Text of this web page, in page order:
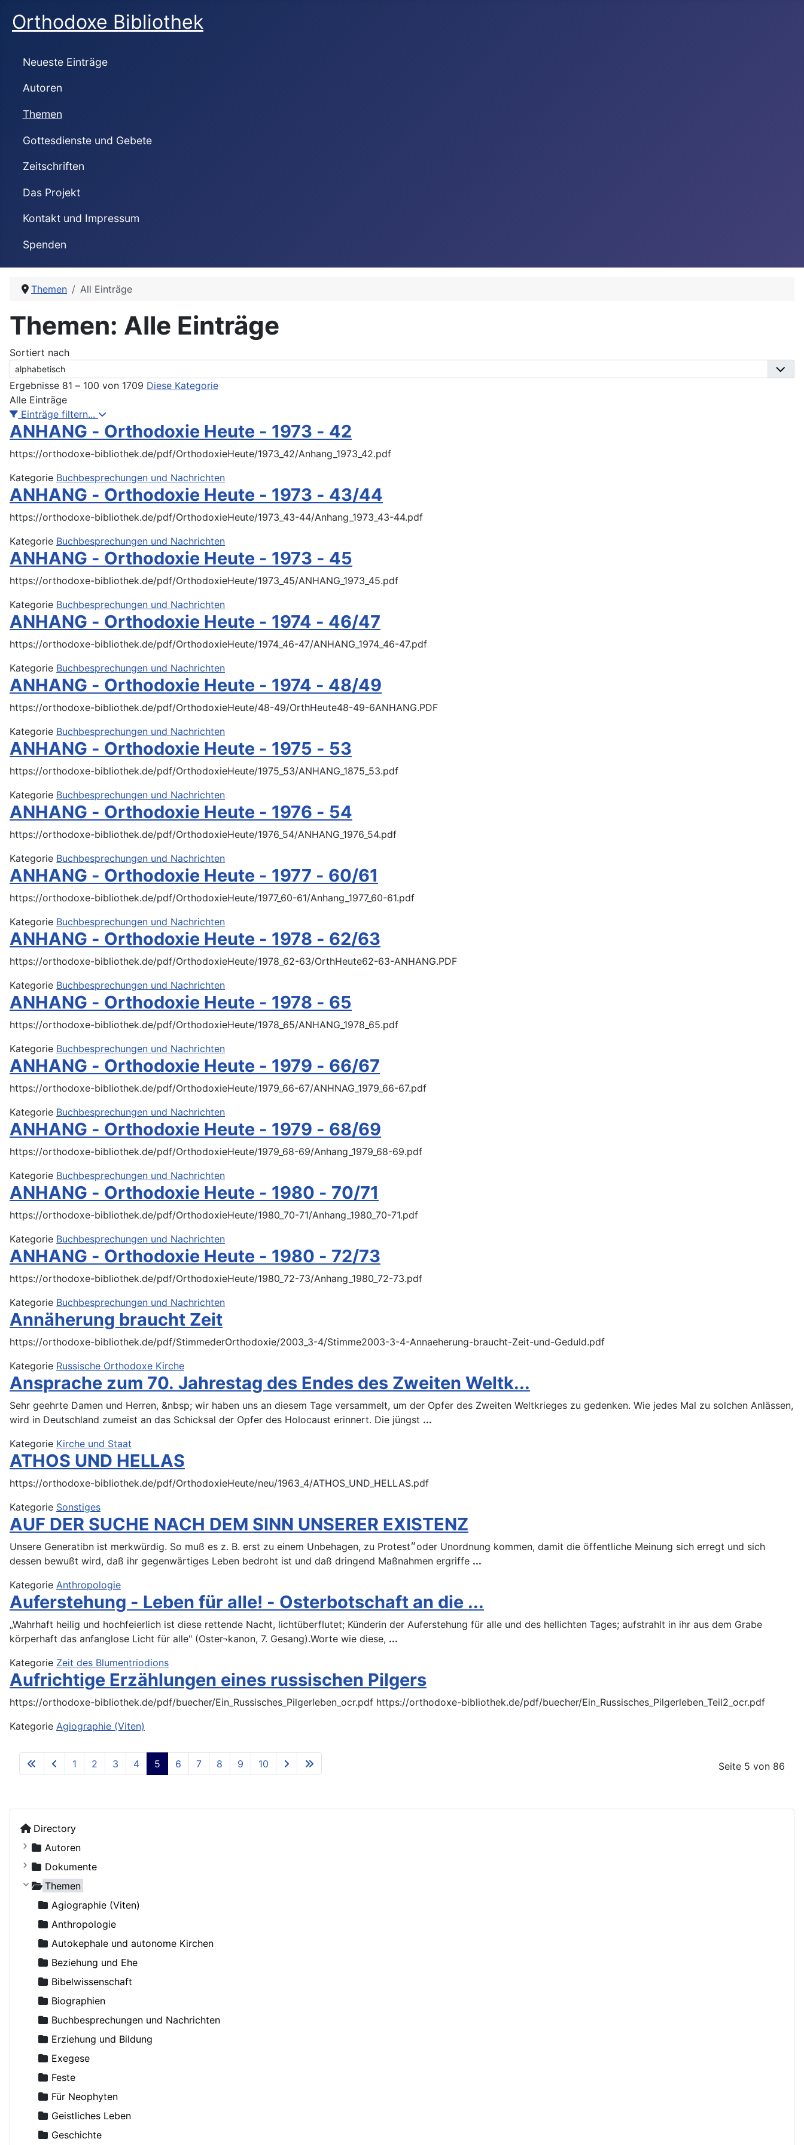
Orthodoxe Bibliothek
Neueste Einträge
Autoren
Themen
Gottesdienste und Gebete
Zeitschriften
Das Projekt
Kontakt und Impressum
Spenden
Directory
Autoren
Kostiuczuk, Jakub, Bischof von Białystok und Gdańsk
Ohne Autor
Adamenko, Natalya
Adrian (Pashin), Hegumen
Agapit (Belowidow), Schemaarchimandrit
Agapit, Bischof von Stuttgart
Aksjutschitz, Viktor
Alexander Schmorell, Märtyrer, Heiliger
Alexander, Erzbischof von Berlin und Deutschland
Alexij II (Ridiger), Patriarch von Moskau
Alexis (van der Mensbrugge), Erzbischof
Alexis (von Meudon), Bischof
Altmann, Rüdiger
Amfilohije (Radovic), Metropolit
Amvrosij (Pogodin), Archimandrit
Dokumente
Russische Orthodoxe Kirche
Russische Orthodoxe Kirche im Ausland
Themen
Agiographie (Viten)
Anthropologie
Autokephale und autonome Kirchen
Beziehung und Ehe
Bibelwissenschaft
Biographien
Buchbesprechungen und Nachrichten
Erziehung und Bildung
Exegese
Feste
Für Neophyten
Geistliches Leben
Geschichte
Themen All Einträge
Themen: Alle Einträge
Sortiert nach
Ergebnisse 81 – 100 von 1709 Diese Kategorie
Alle Einträge
Einträge filtern...
ANHANG - Orthodoxie Heute - 1973 - 42
https://orthodoxe-bibliothek.de/pdf/OrthodoxieHeute/1973_42/Anhang_1973_42.pdf
Kategorie Buchbesprechungen und Nachrichten
ANHANG - Orthodoxie Heute - 1973 - 43/44
https://orthodoxe-bibliothek.de/pdf/OrthodoxieHeute/1973_43-44/Anhang_1973_43-44.pdf
Kategorie Buchbesprechungen und Nachrichten
ANHANG - Orthodoxie Heute - 1973 - 45
https://orthodoxe-bibliothek.de/pdf/OrthodoxieHeute/1973_45/ANHANG_1973_45.pdf
Kategorie Buchbesprechungen und Nachrichten
ANHANG - Orthodoxie Heute - 1974 - 46/47
https://orthodoxe-bibliothek.de/pdf/OrthodoxieHeute/1974_46-47/ANHANG_1974_46-47.pdf
Kategorie Buchbesprechungen und Nachrichten
ANHANG - Orthodoxie Heute - 1974 - 48/49
https://orthodoxe-bibliothek.de/pdf/OrthodoxieHeute/48-49/OrthHeute48-49-6ANHANG.PDF
Kategorie Buchbesprechungen und Nachrichten
ANHANG - Orthodoxie Heute - 1975 - 53
https://orthodoxe-bibliothek.de/pdf/OrthodoxieHeute/1975_53/ANHANG_1875_53.pdf
Kategorie Buchbesprechungen und Nachrichten
ANHANG - Orthodoxie Heute - 1976 - 54
https://orthodoxe-bibliothek.de/pdf/OrthodoxieHeute/1976_54/ANHANG_1976_54.pdf
Kategorie Buchbesprechungen und Nachrichten
ANHANG - Orthodoxie Heute - 1977 - 60/61
https://orthodoxe-bibliothek.de/pdf/OrthodoxieHeute/1977_60-61/Anhang_1977_60-61.pdf
Kategorie Buchbesprechungen und Nachrichten
ANHANG - Orthodoxie Heute - 1978 - 62/63
https://orthodoxe-bibliothek.de/pdf/OrthodoxieHeute/1978_62-63/OrthHeute62-63-ANHANG.PDF
Kategorie Buchbesprechungen und Nachrichten
ANHANG - Orthodoxie Heute - 1978 - 65
https://orthodoxe-bibliothek.de/pdf/OrthodoxieHeute/1978_65/ANHANG_1978_65.pdf
Kategorie Buchbesprechungen und Nachrichten
ANHANG - Orthodoxie Heute - 1979 - 66/67
https://orthodoxe-bibliothek.de/pdf/OrthodoxieHeute/1979_66-67/ANHNAG_1979_66-67.pdf
Kategorie Buchbesprechungen und Nachrichten
ANHANG - Orthodoxie Heute - 1979 - 68/69
https://orthodoxe-bibliothek.de/pdf/OrthodoxieHeute/1979_68-69/Anhang_1979_68-69.pdf
Kategorie Buchbesprechungen und Nachrichten
ANHANG - Orthodoxie Heute - 1980 - 70/71
https://orthodoxe-bibliothek.de/pdf/OrthodoxieHeute/1980_70-71/Anhang_1980_70-71.pdf
Kategorie Buchbesprechungen und Nachrichten
ANHANG - Orthodoxie Heute - 1980 - 72/73
https://orthodoxe-bibliothek.de/pdf/OrthodoxieHeute/1980_72-73/Anhang_1980_72-73.pdf
Kategorie Buchbesprechungen und Nachrichten
Annäherung braucht Zeit
https://orthodoxe-bibliothek.de/pdf/StimmederOrthodoxie/2003_3-4/Stimme2003-3-4-Annaeherung-braucht-Zeit-und-Geduld.pdf
Kategorie Russische Orthodoxe Kirche
Ansprache zum 70. Jahrestag des Endes des Zweiten Weltk...
Sehr geehrte Damen und Herren, &nbsp; wir haben uns an diesem Tage versammelt, um der Opfer des Zweiten Weltkrieges zu gedenken. Wie jedes Mal zu solchen Anlässen,
wird in Deutschland zumeist an das Schicksal der Opfer des Holocaust erinnert. Die jüngst ...
Kategorie Kirche und Staat
ATHOS UND HELLAS
https://orthodoxe-bibliothek.de/pdf/OrthodoxieHeute/neu/1963_4/ATHOS_UND_HELLAS.pdf
Kategorie Sonstiges
AUF DER SUCHE NACH DEM SINN UNSERER EXISTENZ
Unsere Generatibn ist merkwürdig. So muß es z. B. erst zu einem Unbehagen, zu Protest״oder Unordnung kommen, damit die öffentliche Meinung sich erregt und sich
dessen bewußt wird, daß ihr gegenwärtiges Leben bedroht ist und daß dringend Maßnahmen ergriffe ...
Kategorie Anthropologie
Auferstehung - Leben für alle! - Osterbotschaft an die ...
„Wahrhaft heilig und hochfeierlich ist diese rettende Nacht, lichtüberflutet; Künderin der Auferstehung für alle und des hellichten Tages; aufstrahlt in ihr aus dem Grabe
körperhaft das anfanglose Licht für alle" (Oster¬kanon, 7. Gesang).Worte wie diese, ...
Kategorie Zeit des Blumentriodions
Aufrichtige Erzählungen eines russischen Pilgers
https://orthodoxe-bibliothek.de/pdf/buecher/Ein_Russisches_Pilgerleben_ocr.pdf https://orthodoxe-bibliothek.de/pdf/buecher/Ein_Russisches_Pilgerleben_Teil2_ocr.pdf
Kategorie Agiographie (Viten)
1 2 3 4 5 6 7 8 9 10 Seite 5 von 86